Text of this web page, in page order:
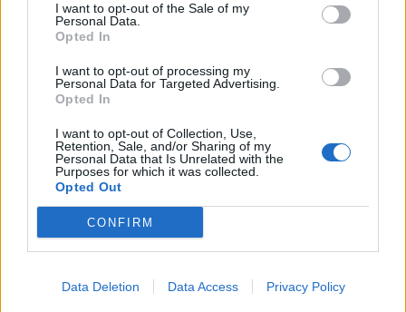
I want to opt-out of the Sale of my
Personal Data.
Opted In
I want to opt-out of processing my
Personal Data for Targeted Advertising.
Opted In
I want to opt-out of Collection, Use,
Retention, Sale, and/or Sharing of my
Personal Data that Is Unrelated with the
Purposes for which it was collected.
Opted Out
CONFIRM
Data Deletion Data Access Privacy Policy
Moji Mediji d.o.o.
sobotainfo.com
dolenjskainfo.com
• ljubljanainfo.com gorenjskainfo.com•
Tematike
Lokalno
Gospodarstvo
Zdravje